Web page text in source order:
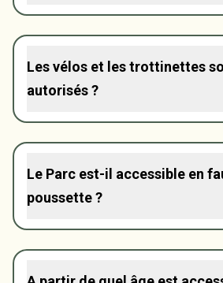
Les vélos et les trottinettes
autorisés ?
Le Parc est-il accessible en
poussette ?